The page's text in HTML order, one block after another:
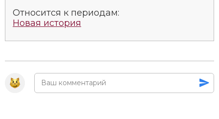
Южная Америка
Относится к периодам:
Новая история